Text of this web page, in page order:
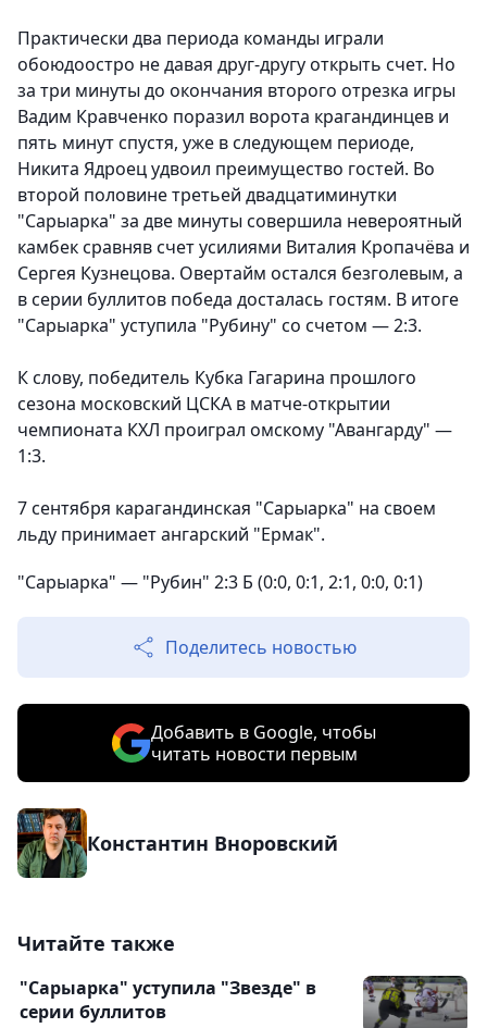
Практически два периода команды играли
обоюдоостро не давая друг-другу открыть счет. Но
за три минуты до окончания второго отрезка игры
Вадим Кравченко поразил ворота крагандинцев и
пять минут спустя, уже в следующем периоде,
Никита Ядроец удвоил преимущество гостей. Во
второй половине третьей двадцатиминутки
"Сарыарка" за две минуты совершила невероятный
камбек сравняв счет усилиями Виталия Кропачёва и
Сергея Кузнецова. Овертайм остался безголевым, а
в серии буллитов победа досталась гостям. В итоге
"Сарыарка" уступила "Рубину" со счетом — 2:3.
К слову, победитель Кубка Гагарина прошлого
сезона московский ЦСКА в матче-открытии
чемпионата КХЛ проиграл омскому "Авангарду" —
1:3.
7 сентября карагандинская "Сарыарка" на своем
льду принимает ангарский "Ермак".
"Сарыарка" — "Рубин" 2:3 Б (0:0, 0:1, 2:1, 0:0, 0:1)
Поделитесь новостью
Добавить в Google, чтобы
читать новости первым
Константин Вноровский
Читайте также
"Сарыарка" уступила "Звезде" в
серии буллитов